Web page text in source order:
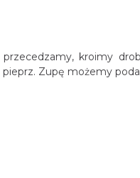
kroimy
Zupę możemy